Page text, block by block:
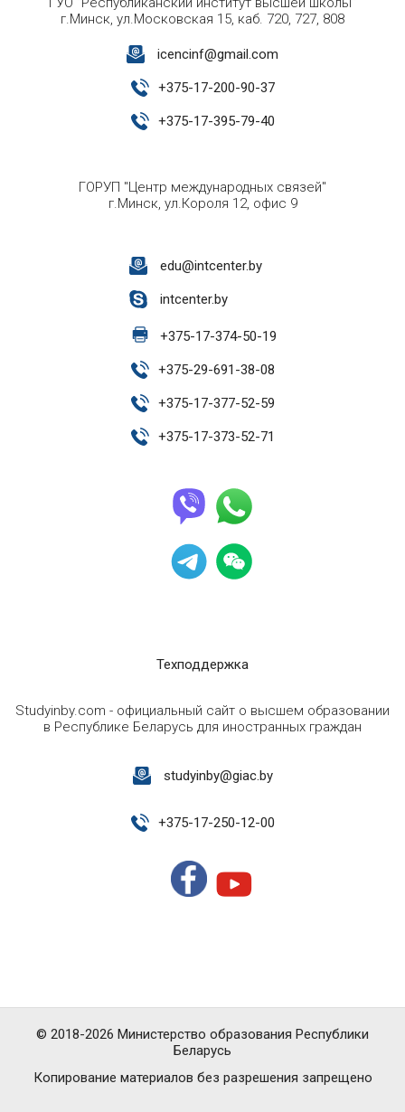
г.Минск, ул.Московская 15, каб. 720, 727, 808
icencinf@gmail.com
+375-17-200-90-37
+375-17-395-79-40
ГОРУП "Центр международных связей"
г.Минск, ул.Короля 12, офис 9
edu@intcenter.by
intcenter.by
+375-17-374-50-19
+375-29-691-38-08
+375-17-377-52-59
+375-17-373-52-71
Техподдержка
Studyinby.com - официальный сайт о высшем образовании
в Республике Беларусь для иностранных граждан
studyinby@giac.by
+375-17-250-12-00
Копирование материалов без разрешения запрещено
© 2018-2026 Министерство образования Республики
Беларусь